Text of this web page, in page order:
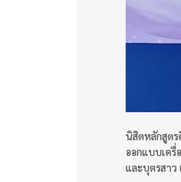
นิสิตหลักสูต
ออกแบบเครื่
และบุตรสาว